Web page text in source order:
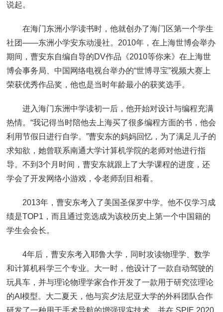
说起。
在海门东洲小学读书时，他就创办了海门区第一个学生
社团——东洲小学安东动漫社。2010年，在上海世博会举办
期间，曹安东自编自导的DV作品《2010等你来》在上海世
博会事务局、中国网络电视台举办的“世博寻宝”视频大赛上
荣获优秀作品奖，他也是当时年龄最小的获奖选手。
进入海门东洲中学读初一后，他开始对设计与编程充满
热情。“我记得当时陪他去上海买了很多编程方面的书，他会
利用节假日进行自学。”曹安东的妈妈回忆，为了满足儿子的
求知欲，她曾联系南通大学计算机学院的老师对他进行指
导。不到3个月时间，曹安东就跟上了大学课程的进度，还
学会了开发网络小游戏，令老师刮目相看。
2013年，曹安东考入了美国圣保罗中学。他不仅学习成
绩是TOP1，而且通过竞选成为该校历史上第一个中国籍的
学生会会长。
4年后，曹安东考入耶鲁大学，同时攻读物理学、数学
和计算机科学三个专业。大一时，他设计了一款自动驾驶的
玩具车，并与理论物理学家合作开发了一款用于研究弦理论
的AI模型。大二夏天，他与宾夕法尼亚大学的外科团队合作